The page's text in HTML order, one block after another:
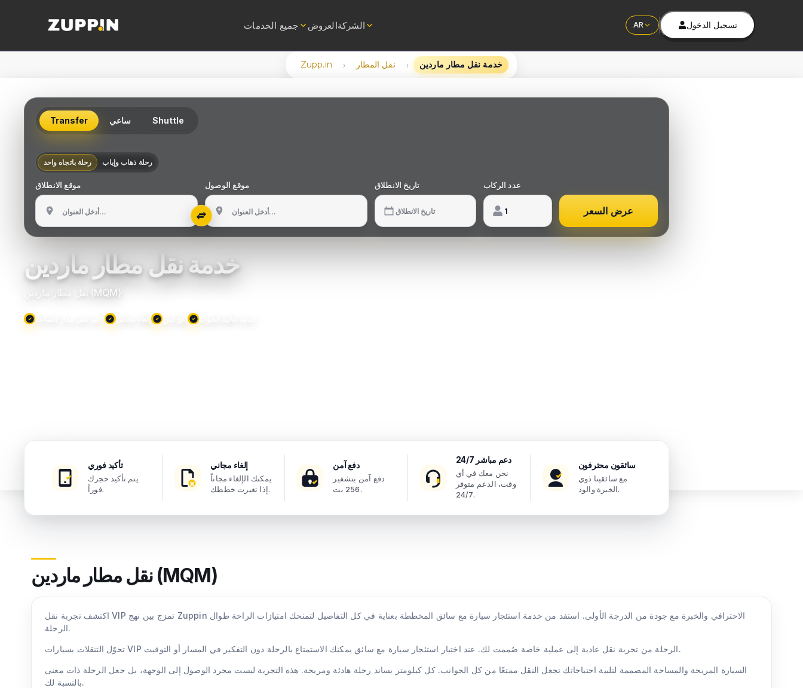
جميع الخدمات
نقل VIP مع سائق
تأجير ليموزين مع سائق
نقل قبرص
نقل المطار
العروضالشركة
معلومات عنا
الوظائف
AR تسجيل الدخول
Zupp.in › نقل المطار › خدمة نقل مطار ماردين
Transfer ساعي Shuttle
رحلة باتجاه واحد رحلة ذهاب وإياب
موقع الانطلاق موقع الوصول تاريخ الانطلاق عدد الركاب
عرض السعر
خدمة نقل مطار ماردين
نقل مطار ماردين (MQM)
إلغاء مجاني دفع آمن
تأكيد فوري
يتم تأكيد حجزك
فوراً.
إلغاء مجاني
يمكنك الإلغاء مجاناً
إذا تغيرت خططك.
دفع آمن
دفع آمن بتشفير
256 بت.
دعم مباشر 24/7
نحن معك في أي
وقت، الدعم متوفر
24/7.
سائقون محترفون
مع سائقينا ذوي
الخبرة والود.
نقل مطار ماردين (MQM)
اكتشف تجربة نقل VIP تمزج بين نهج Zuppin الاحترافي والخبرة مع جودة من الدرجة الأولى. استفد من خدمة استئجار سيارة مع سائق المخططة بعناية في كل التفاصيل لتمنحك امتيازات الراحة طوال
الرحلة.
تحوّل التنقلات بسيارات VIP الرحلة من تجربة نقل عادية إلى عملية خاصة صُممت لك. عند اختيار استئجار سيارة مع سائق يمكنك الاستمتاع بالرحلة دون التفكير في المسار أو التوقيت.
السيارة المريحة والمساحة المصممة لتلبية احتياجاتك تجعل النقل ممتعًا من كل الجوانب. كل كيلومتر يساند رحلة هادئة ومريحة. هذه التجربة ليست مجرد الوصول إلى الوجهة، بل جعل الرحلة ذات معنى
بالنسبة لك.